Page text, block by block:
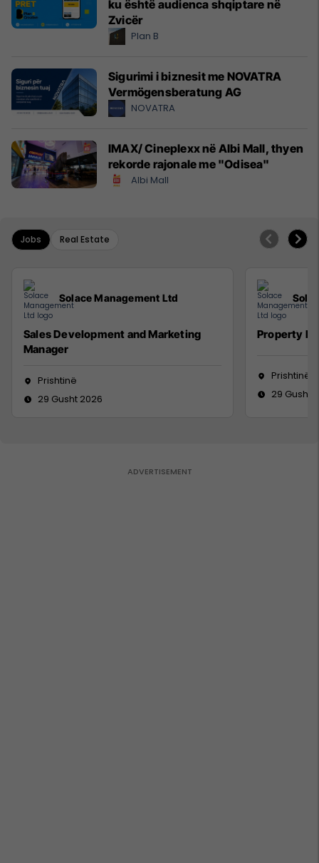
ku është audienca shqiptare në
Zvicër
Plan B
Sigurimi i biznesit me NOVATRA
Vermögensberatung AG
NOVATRA
IMAX/ Cineplexx në Albi Mall, thyen
rekorde rajonale me "Odisea"
Albi Mall
Jobs Real Estate
Solace Management Ltd
Sales Development and Marketing
Manager
Prishtinë
29 Gusht 2026
Property
Prishtinë
29 Gusht